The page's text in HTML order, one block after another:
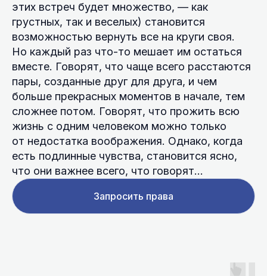
этих встреч будет множество, — как
грустных, так и веселых) становится
возможностью вернуть все на круги своя.
Но каждый раз что-то мешает им остаться
вместе. Говорят, что чаще всего расстаются
пары, созданные друг для друга, и чем
больше прекрасных моментов в начале, тем
сложнее потом. Говорят, что прожить всю
жизнь с одним человеком можно только
от недостатка воображения. Однако, когда
есть подлинные чувства, становится ясно,
что они важнее всего, что говорят…
Запросить права